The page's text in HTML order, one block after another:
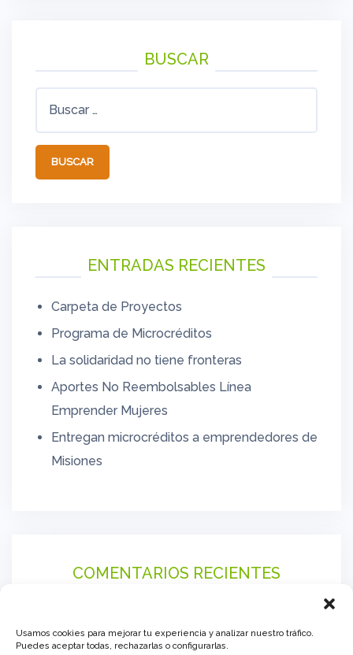
Usamos cookies para mejorar tu experiencia y analizar nuestro tráfico.
Puedes aceptar todas, rechazarlas o configurarlas.
BUSCAR
ENTRADAS RECIENTES
Carpeta de Proyectos
Programa de Microcréditos
La solidaridad no tiene fronteras
Aportes No Reembolsables Línea
Emprender Mujeres
Entregan microcréditos a emprendedores de
Misiones
COMENTARIOS RECIENTES